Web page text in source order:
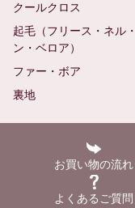
クールクロス
起毛（フリース・ネル
ン・ベロア）
ファー・ボア
裏地
お買い物の流れ
よくあるご質問